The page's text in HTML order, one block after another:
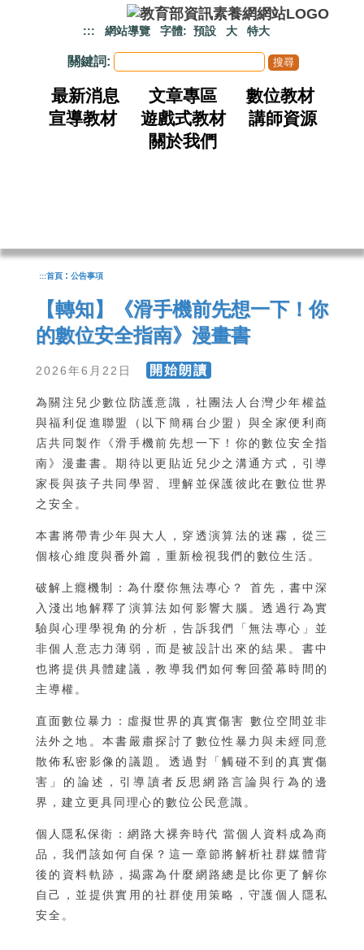
::: 網站導覽 字體: 預設 大 特大
關鍵詞:
最新消息 文章專區
數位教材
宣導教材
遊戲式教材
講師資源
關於我們
:::首頁 : 公告事項
【轉知】《滑手機前先想一下！你
的數位安全指南》漫畫書
2026年6月22日 開始朗讀
為關注兒少數位防護意識，社團法人台灣少年權益
與福利促進聯盟（以下簡稱台少盟）與全家便利商
店共同製作《滑手機前先想一下！你的數位安全指
南》漫畫書。期待以更貼近兒少之溝通方式，引導
家長與孩子共同學習、理解並保護彼此在數位世界
之安全。
本書將帶青少年與大人，穿透演算法的迷霧，從三
個核心維度與番外篇，重新檢視我們的數位生活。
破解上癮機制：為什麼你無法專心？ 首先，書中深
入淺出地解釋了演算法如何影響大腦。透過行為實
驗與心理學視角的分析，告訴我們「無法專心」並
非個人意志力薄弱，而是被設計出來的結果。書中
也將提供具體建議，教導我們如何奪回螢幕時間的
主導權。
直面數位暴力：虛擬世界的真實傷害 數位空間並非
法外之地。本書嚴肅探討了數位性暴力與未經同意
散佈私密影像的議題。透過對「觸碰不到的真實傷
害」的論述，引導讀者反思網路言論與行為的邊
界，建立更具同理心的數位公民意識。
個人隱私保衛：網路大裸奔時代 當個人資料成為商
品，我們該如何自保？這一章節將解析社群媒體背
後的資料軌跡，揭露為什麼網路總是比你更了解你
自己，並提供實用的社群使用策略，守護個人隱私
安全。